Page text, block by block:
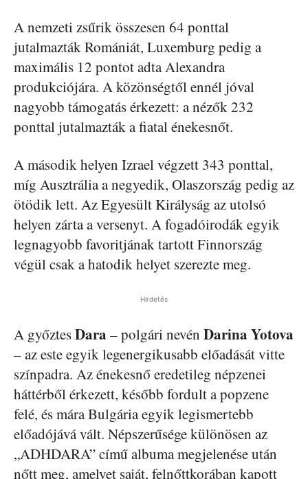
A nemzeti zsűrik összesen 64 ponttal
jutalmazták Romániát, Luxemburg pedig a
maximális 12 pontot adta Alexandra
produkciójára. A közönségtől ennél jóval
nagyobb támogatás érkezett: a nézők 232
ponttal jutalmazták a fiatal énekesnőt.
A második helyen Izrael végzett 343 ponttal,
míg Ausztrália a negyedik, Olaszország pedig az
ötödik lett. Az Egyesült Királyság az utolsó
helyen zárta a versenyt. A fogadóirodák egyik
legnagyobb favoritjának tartott Finnország
végül csak a hatodik helyet szerezte meg.
Hirdetés
A győztesDara – polgári nevén Darina Yotova
– az este egyik legenergikusabb előadását vitte
színpadra. Az énekesnő eredetileg népzenei
háttérből érkezett, később fordult a popzene
felé, és mára Bulgária egyik legismertebb
előadójává vált. Népszerűsége különösen az
„ADHDARA” című albuma megjelenése után
nőtt meg, amelyet saját, felnőttkorában kapott